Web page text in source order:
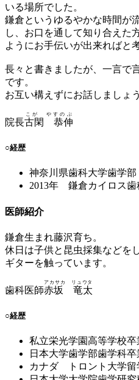
いる場所でした。
鎌倉というゆるやかな時間が
し、お口を通して知り合えた
ようにお手伝いが出来ればと
長々と書きましたが、一言で
です。
お互い構えずにお話しましょう
院長古閑 恭伸
こが やすのぶ
○経歴
神奈川県歯科大学歯学
2013年 鎌倉カイロス歯
医師紹介
鎌倉生まれ藤沢育ち。
休日は子供と昆虫採集などを
ギターを触っています。
歯科医師赤坂 竜太
アカサカ リュウタ
○経歴
私立栄光学園高等学校卒
日本大学歯学部歯学科卒
カナダ トロント大学留